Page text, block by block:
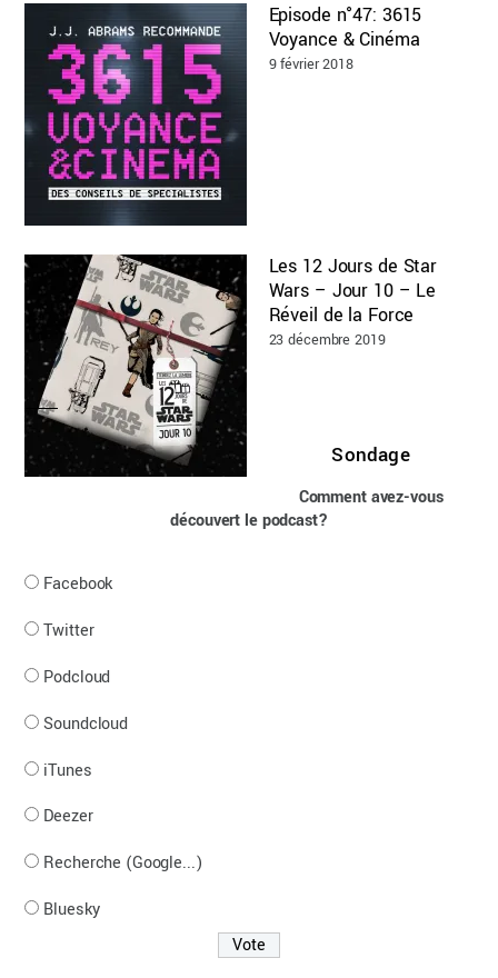
Episode n°47: 3615
Voyance & Cinéma
9 février 2018
Les 12 Jours de Star
Wars – Jour 10 – Le
Réveil de la Force
23 décembre 2019
Sondage
Comment avez-vous
découvert le podcast?
Facebook
Twitter
Podcloud
Soundcloud
iTunes
Deezer
Recherche (Google...)
Bluesky